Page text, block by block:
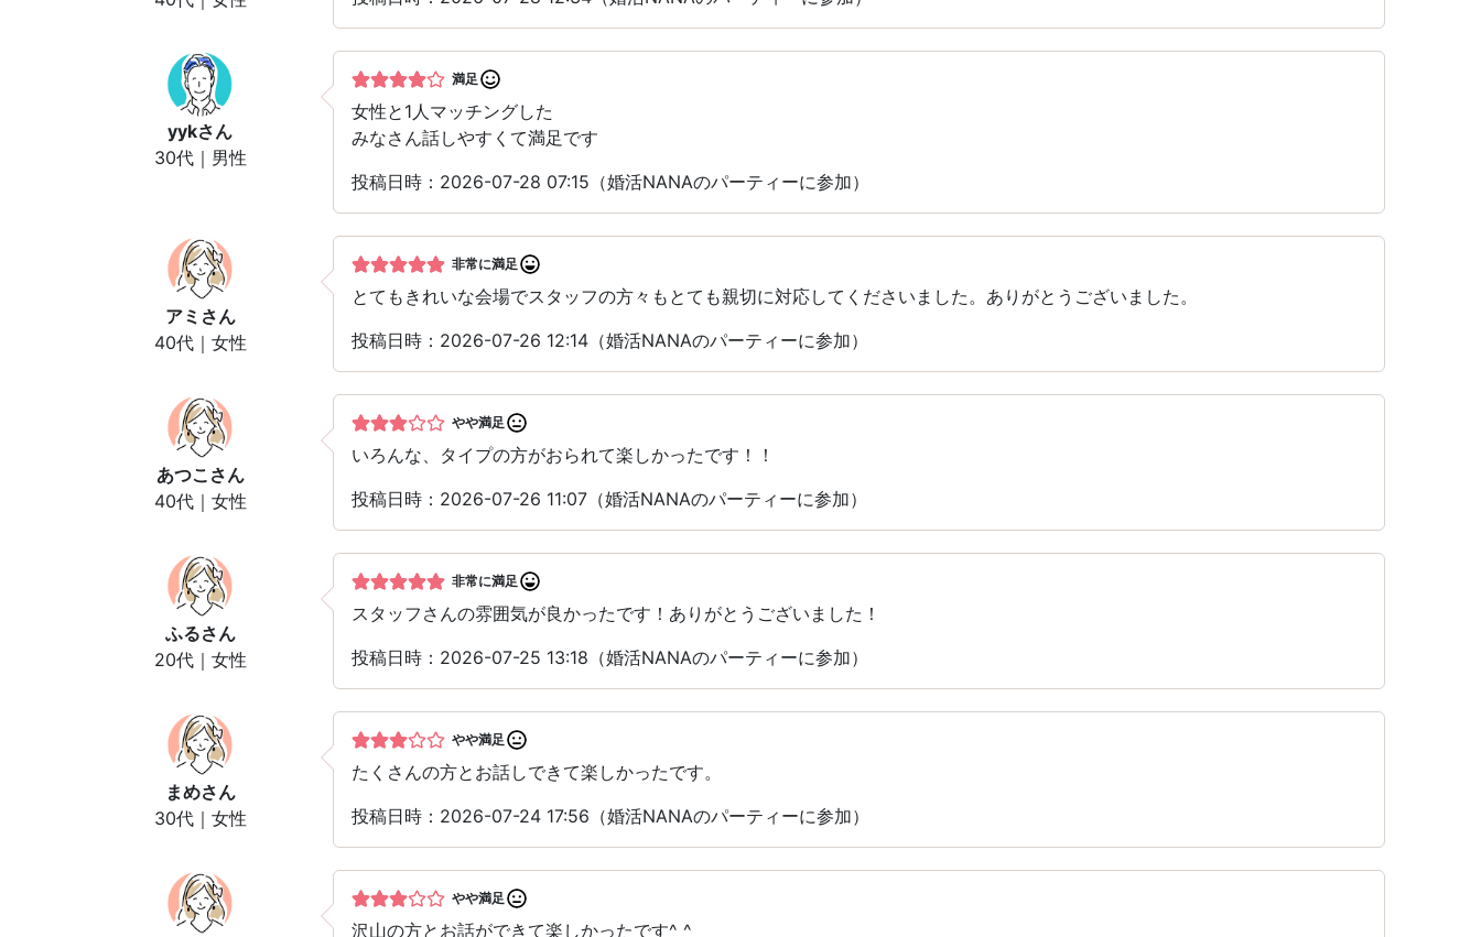
yykさん
30代｜男性
満足
女性と1人マッチングした
みなさん話しやすくて満足です
投稿日時：2026-07-28 07:15（婚活NANAのパーティーに参加）
アミ さん
40代｜女性
非常に満足
とてもきれいな会場でスタッフの方々もとても親切に対応してくださいました。ありがとうございました。
投稿日時：2026-07-26 12:14（婚活NANAのパーティーに参加）
あつこ さん
40代｜女性
やや満足
いろんな、タイプの方がおられて楽しかったです！！
投稿日時：2026-07-26 11:07（婚活NANAのパーティーに参加）
ふるさん
20代｜女性
非常に満足
スタッフさんの雰囲気が良かったです！ありがとうございました！
投稿日時：2026-07-25 13:18（婚活NANAのパーティーに参加）
まめさん
30代｜女性
やや満足
たくさんの方とお話しできて楽しかったです。
投稿日時：2026-07-24 17:56（婚活NANAのパーティーに参加）
やや満足
沢山の方とお話ができて楽しかったです^ ^